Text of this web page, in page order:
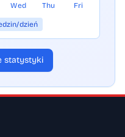
Wed Thu Fri
dzień
statystyki